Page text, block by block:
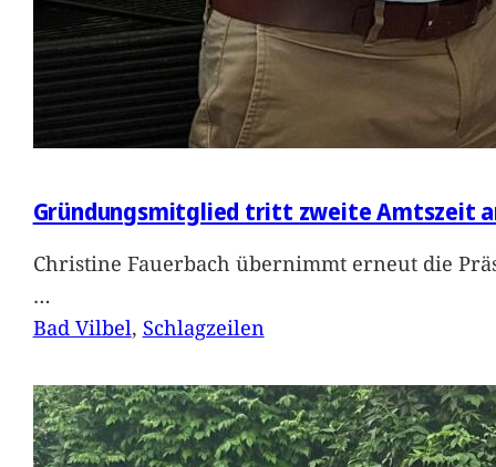
Gründungsmitglied tritt zweite Amtszeit
Christine Fauerbach übernimmt erneut die
…
Bad Vilbel, Schlagzeilen